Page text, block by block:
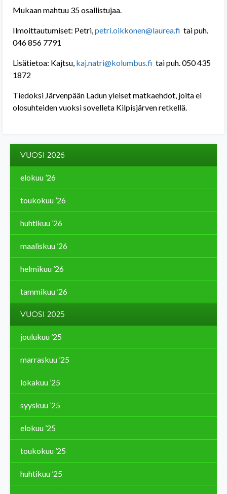
Mukaan mahtuu 35 osallistujaa.
Ilmoittautumiset: Petri,petri.oikkonen@laurea.fi tai puh.
046 856 7791
Lisätietoa: Kajtsu, kaj.natri@kolumbus.fi tai puh. 050 435
1872
Tiedoksi Järvenpään Ladun yleiset matkaehdot, joita ei
olosuhteiden vuoksi sovelleta Kilpisjärven retkellä.
VUOSI 2026
elokuu ’26
toukokuu ’26
huhtikuu ’26
maaliskuu ’26
helmikuu ’26
tammikuu ’26
VUOSI 2025
joulukuu ’25
marraskuu ’25
lokakuu ’25
syyskuu ’25
elokuu ’25
toukokuu ’25
huhtikuu ’25